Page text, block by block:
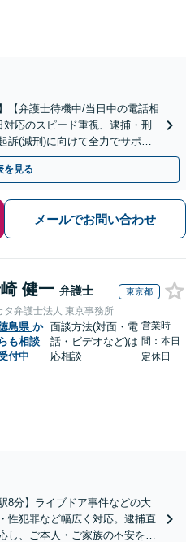
【弁護士待機中/当日中の電話相
応のスピード重視、逮捕・刑
訴(減刑)に向けて全力でサポー
を見る
メールでお問い合わせ
健一 弁護士 東京都
タ弁護士法人 東京事務所
島県 か
らも相談
付中
面談方法(対面・電
話・ビデオなど)は
応相談
営業時
間：本日
定休日
8分】ライブドア事件などの大
性犯罪など幅広く対応。逮捕直
し、ご本人・ご家族の不安を最